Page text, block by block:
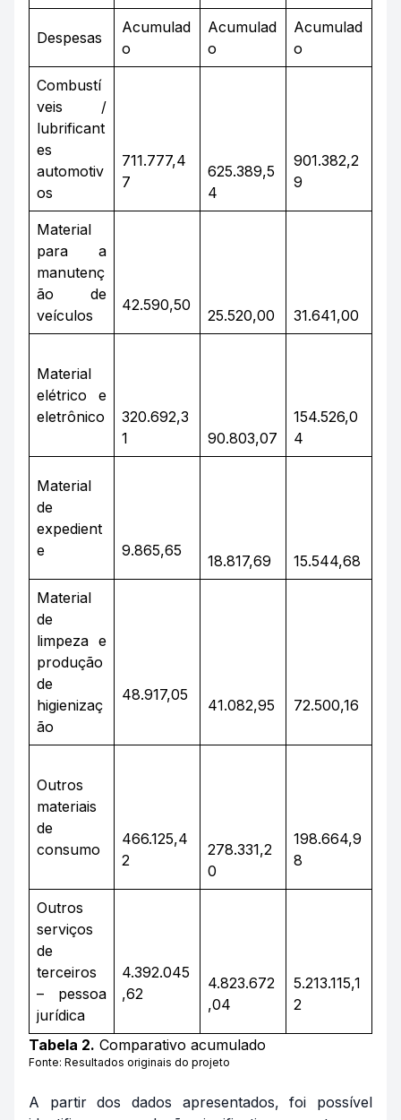
Despesas
Acumulad
o
Acumulad
o
Acumulad
o
Combustí
veis /
lubrificant
es
automotiv
os
711.777,4
7
625.389,5
4
901.382,2
9
Material
para a
manutenç
ão de
veículos
42.590,50
25.520,00 31.641,00
Material
elétrico e
eletrônico
320.692,3
1
90.803,07
154.526,0
4
Material
de
expedient
e
9.865,65
18.817,69 15.544,68
Material
de
limpeza e
produção
de
higienizaç
ão
48.917,05
41.082,95 72.500,16
Outros
materiais
de
consumo
466.125,4
2
278.331,2
0
198.664,9
8
Outros
serviços
de
terceiros
– pessoa
jurídica
4.392.045
,62
4.823.672
,04
5.213.115,1
2
Tabela 2. Comparativo acumulado
Fonte: Resultados originais do projeto
A partir dos dados apresentados, foi possível